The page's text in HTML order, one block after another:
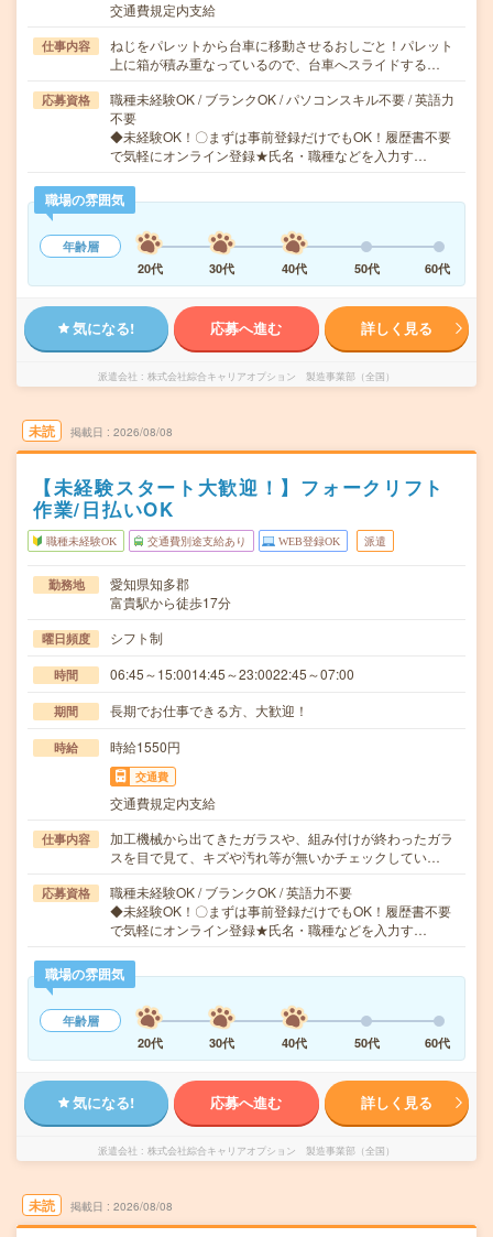
交通費規定内支給
仕事内容
ねじをパレットから台車に移動させるおしごと！パレット
上に箱が積み重なっているので、台車へスライドする…
応募資格
職種未経験OK / ブランクOK / パソコンスキル不要 / 英語力
不要
◆未経験OK！〇まずは事前登録だけでもOK！履歴書不要
で気軽にオンライン登録★氏名・職種などを入力す…
職場の雰囲気
年齢層
20代
30代 40代 50代 60代
気になる! 応募へ進む 詳しく見る
派遣会社 株式会社綜合キャリアオプション 製造事業部（全国）
未読 掲載日 2026/08/08
【未経験スタート大歓迎！】フォークリフト
作業/日払いOK
職種未経験OK 交通費別途支給あり WEB登録OK 派遣
勤務地
愛知県知多郡
富貴駅から徒歩17分
曜日頻度 シフト制
時間 06:45～15:0014:45～23:0022:45～07:00
期間 長期でお仕事できる方、大歓迎！
時給 時給1550円
交通費
交通費規定内支給
仕事内容
加工機械から出てきたガラスや、組み付けが終わったガラ
スを目で見て、キズや汚れ等が無いかチェックしてい…
応募資格
職種未経験OK / ブランクOK / 英語力不要
◆未経験OK！〇まずは事前登録だけでもOK！履歴書不要
で気軽にオンライン登録★氏名・職種などを入力す…
職場の雰囲気
年齢層
20代
30代 40代 50代 60代
気になる! 応募へ進む 詳しく見る
派遣会社 株式会社綜合キャリアオプション 製造事業部（全国）
未読 掲載日 2026/08/08